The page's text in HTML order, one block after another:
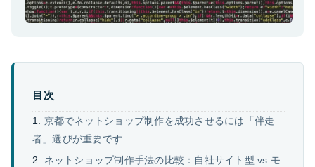
目次
京都でネットショップ制作を成功させるには「伴走
者」選びが重要です
ネットショップ制作手法の比較：自社サイト型 vs モ